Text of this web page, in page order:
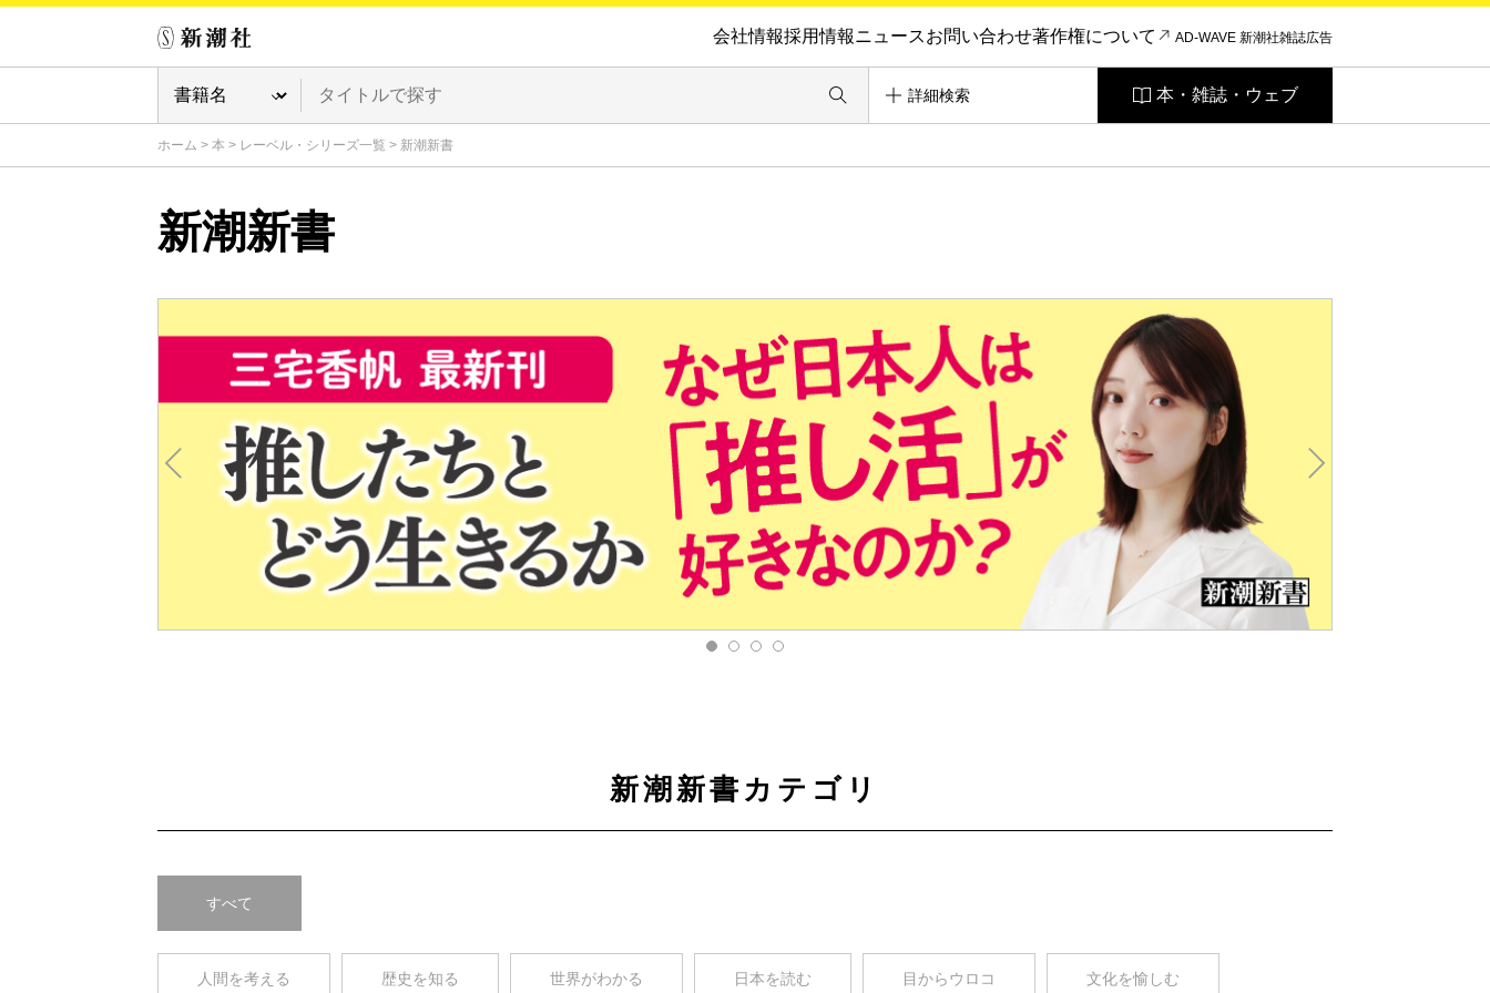
会社情報採用情報ニュースお問い合わせ著作権について AD-WAVE 新潮社雑誌広告
詳細検索 本・雑誌・ウェブ
ホーム > 本 > レーベル・シリーズ一覧 > 新潮新書
新潮新書
新潮新書カテゴリ
すべて
人間を考える 歴史を知る 世界がわかる 日本を読む 目からウロコ 文化を愉しむ